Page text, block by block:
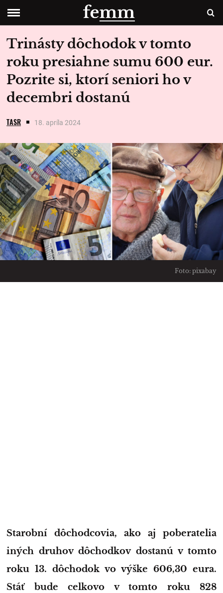
Trinásty dôchodok v tomto
roku presiahne sumu 600 eur.
Pozrite si, ktorí seniori ho v
decembri dostanú
TASR 18. apríla 2024
Foto: pixabay
Starobní dôchodcovia, ako aj poberatelia
iných druhov dôchodkov dostanú v tomto
roku 13. dôchodok vo výške 606,30 eura.
Stáť bude celkovo v tomto roku 828